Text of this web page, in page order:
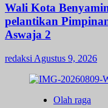
Wali Kota
pelantikan
Aswaja 2
redaksi Agustus 9, 2026
Olah raga